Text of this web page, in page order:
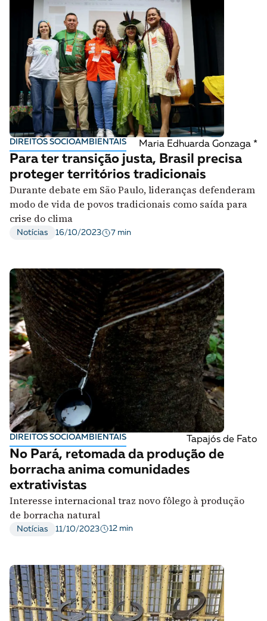
DIREITOS SOCIOAMBIENTAIS Maria Edhuarda Gonzaga *
Para ter transição justa, Brasil precisa
proteger territórios tradicionais
Durante debate em São Paulo, lideranças defenderam
modo de vida de povos tradicionais como saída para
crise do clima
Notícias 16/10/2023 7 min
DIREITOS SOCIOAMBIENTAIS Tapajós de Fato
No Pará, retomada da produção de
borracha anima comunidades
extrativistas
Interesse internacional traz novo fôlego à produção
de borracha natural
Notícias 11/10/2023 12 min